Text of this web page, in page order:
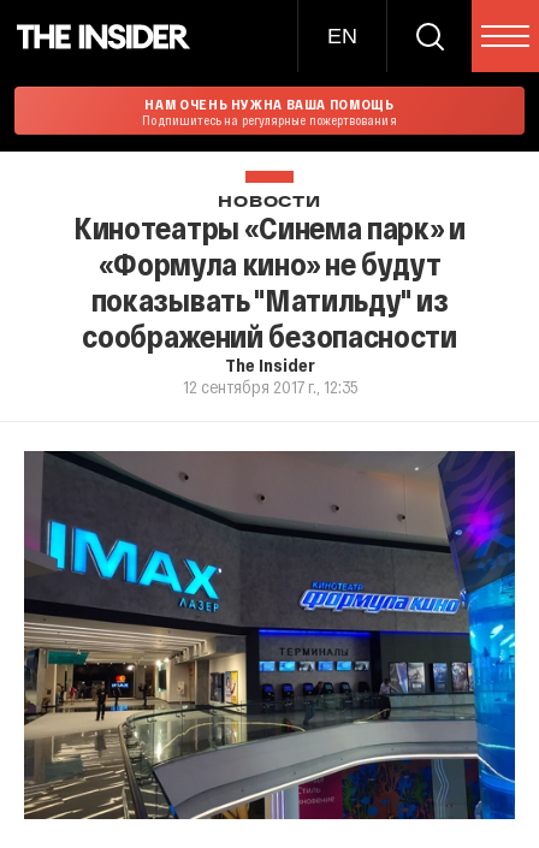
EN
НАМ ОЧЕНЬ НУЖНА ВАША ПОМОЩЬ
Подпишитесь на регулярные пожертвования
НОВОСТИ
Кинотеатры «Синема парк» и
«Формула кино» не будут
показывать "Матильду" из
соображений безопасности
The Insider
12 сентября 2017 г., 12:35